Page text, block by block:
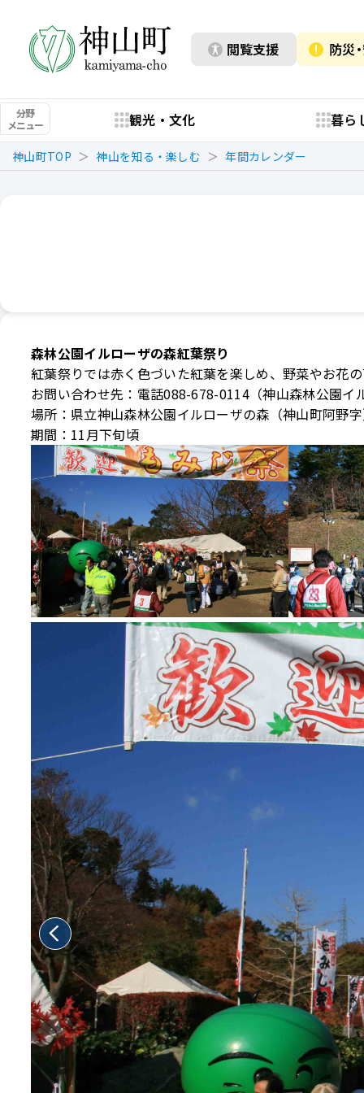
閲覧支援 防災
分野
メニュー
観光・文化 暮ら
神山町TOP 神山を知る・楽しむ 年間カレンダー
森林公園イルローザの森紅葉祭り
紅葉祭りでは赤く色づいた紅葉を楽しめ、野菜やお花
お問い合わせ先：電話088-678-0114（神山森林公園イ
場所：県立神山森林公園イルローザの森（神山町阿野
期間：11月下旬頃